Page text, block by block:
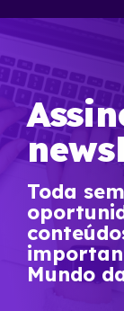
Toda
Mundo